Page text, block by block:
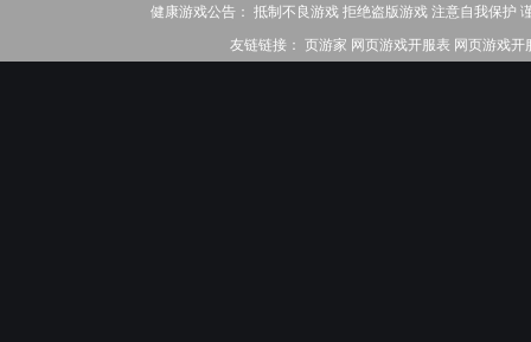
健康游戏公告： 抵制不良游戏 拒绝盗版游戏 注意自我保护
友链链接：页游家 网页游戏开服表 网页游戏开